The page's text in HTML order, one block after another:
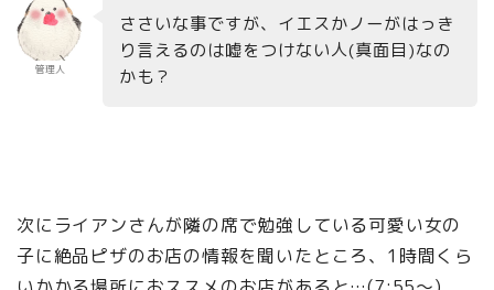
管理人
ささいな事ですが、イエスかノーがはっき
り言えるのは嘘をつけない人(真面目)なの
かも？
次にライアンさんが隣の席で勉強している可愛い女の
子に絶品ピザのお店の情報を聞いたところ、1時間くら